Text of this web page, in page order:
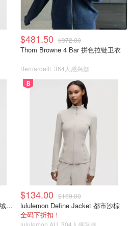
$481.50 $972.00
Thom Browne 4 Bar 拼色拉链卫衣
Bernardelli 364人感兴趣
lululemon Down and Around 羽绒夹克
8
$134.00 $169.00
lululemon Define Jacket 都市沙棕
全码下折扣！
lululemon AU 304人感兴趣